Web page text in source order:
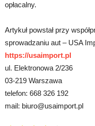
opłacalny.
Artykuł powstał przy
sprowadzaniu aut – USA
https://usaimport.pl
ul. Elektronowa 2/236
03-219 Warszawa
telefon: 668 326 192
mail: biuro@usaimport.pl